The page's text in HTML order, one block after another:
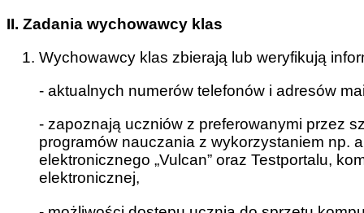
II. Zadania wychowawcy klas
Wychowawcy klas zbierają lub weryfikują
- aktualnych numerów telefonów i adresów
- zapoznają uczniów z preferowanymi przez
programów nauczania z wykorzystaniem np.
elektronicznego „Vulcan” oraz Testportalu,
elektronicznej,